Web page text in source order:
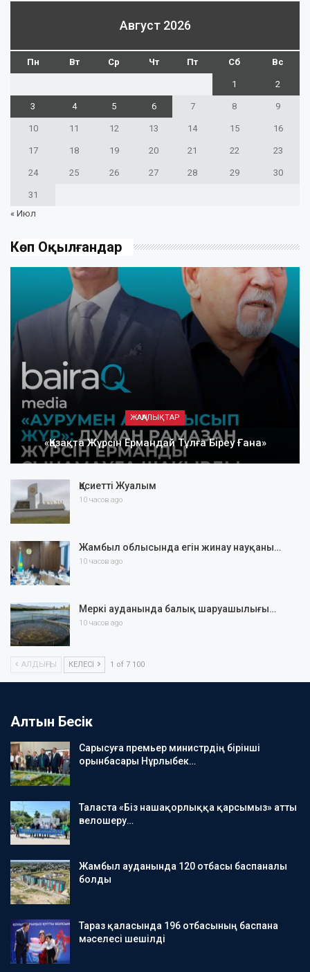
Август 2026
Пн Вт Ср Чт Пт Сб Вс
1 2
3 4 5 6 7 8 9
10 11 12 13 14 15 16
17 18 19 20 21 22 23
24 25 26 27 28 29 30
31
« Июл
Көп Оқылғандар
ЖАҢАЛЫҚТАР
«Қазақта Жүрсін Ермандай Тұлға Біреу Ғана»
Қасиетті Жуалым
10 часов ago
Жамбыл облысында егін жинау науқаны…
10 часов ago
Меркі ауданында балық шаруашылығы…
10 часов ago
АЛДЫҢҒЫ КЕЛЕСІ 1 of 7 100
Алтын Бесік
Сарысуға премьер министрдің бірінші
орынбасары Нұрлыбек…
Таласта «Біз нашақорлыққа қарсымыз» атты
велошеру…
Жамбыл ауданында 120 отбасы баспаналы
болды
Тараз қаласында 196 отбасының баспана
мәселесі шешілді